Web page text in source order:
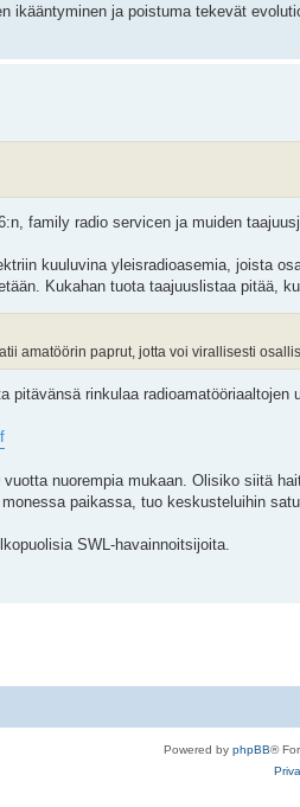
ikääntyminen ja poistuma tekevät
family radio servicen ja muiden
kuuluvina yleisradioasemia, joista
Kukahan tuota taajuuslistaa pitää,
amatöörin paprut, jotta voi virallisesti
rinkulaa radioamatööriaaltojen
nuorempia mukaan. Olisiko siitä
paikassa, tuo keskusteluihin
SWL-havainnoitsijoita.
Powered by phpBB®